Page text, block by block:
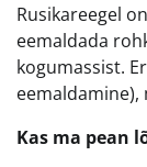
Rusikareegel
eemaldada
kogumassist.
eemaldamine),
Kas ma pean